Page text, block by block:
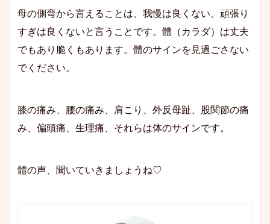
母の側弯から言えることは、我慢は良くない、頑張り
すぎは良くないと言うことです。體（カラダ）は丈夫
でもあり脆くもあります。體のサインを見過ごさない
でください。
膝の痛み、腰の痛み、肩こり、外反母趾、股関節の痛
み、偏頭痛、生理痛、それらは体のサインです。
體の声、聞いていきましょうね♡